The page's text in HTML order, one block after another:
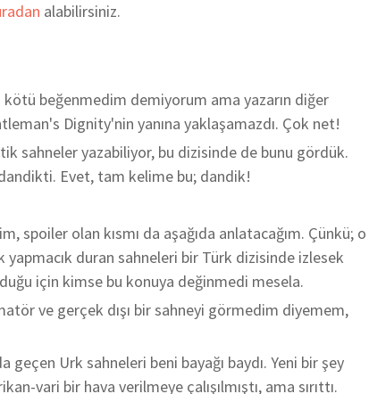
alabilirsiniz.
beğenmedim demiyorum ama yazarın diğer
Dignity'nin yanına yaklaşamazdı. Çok net!
sahneler yazabiliyor, bu dizisinde de bunu gördük.
Evet, tam kelime bu; dandik!
spoiler olan kısmı da aşağıda anlatacağım. Çünkü; o
duran sahneleri bir Türk dizisinde izlesek
için kimse bu konuya değinmedi mesela.
ve gerçek dışı bir sahneyi görmedim diyemem,
geçen Urk sahneleri beni bayağı baydı. Yeni bir şey
vari bir hava verilmeye çalışılmıştı, ama sırıttı.